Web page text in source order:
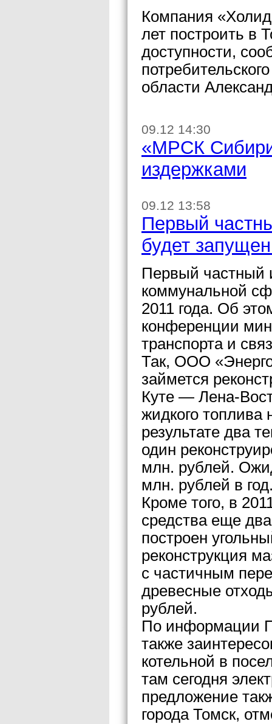
Компания
лет построить в
доступности,
области
09.12 14:30
«МРСК
издержками
09.12 13:58
Первый
будет
Первый частный
коммунальной
2011 года. Об
конференции
транспорта и
Так, ООО
займется
Куте — Лена-
жидкого
результате два
один
млн. рублей.
млн. рублей в
Кроме того, в
средства еще
построен
реконструкция
с частичным
древесные
рублей.
По информации
также
котельной в
там сегодня
предложение
города Томск,